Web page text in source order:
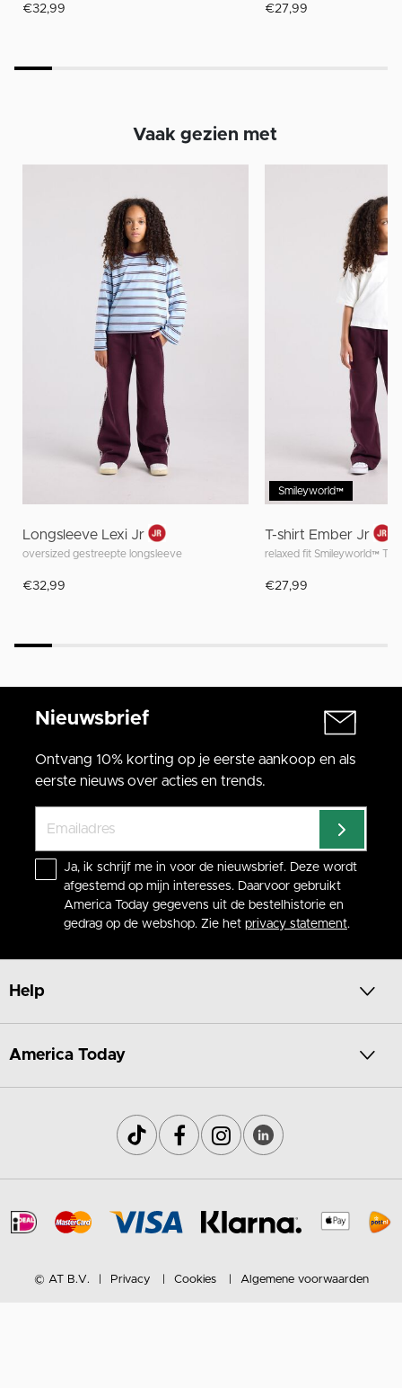
€32,99 €27,99
Vaak gezien met
Longsleeve Lexi Jr
oversized gestreepte longsleeve
€32,99
Smileyworld™
T-shirt Ember Jr
relaxed fit Smileyworld™ T-
€27,99
Nieuwsbrief
Ontvang 10% korting op je eerste aankoop en als
eerste nieuws over acties en trends.
Ja, ik schrijf me in voor de nieuwsbrief. Deze wordt
afgestemd op mijn interesses. Daarvoor gebruikt
America Today gegevens uit de bestelhistorie en
gedrag op de webshop. Zie het privacy statement.
Help
America Today
© AT B.V. Privacy Cookies Algemene voorwaarden